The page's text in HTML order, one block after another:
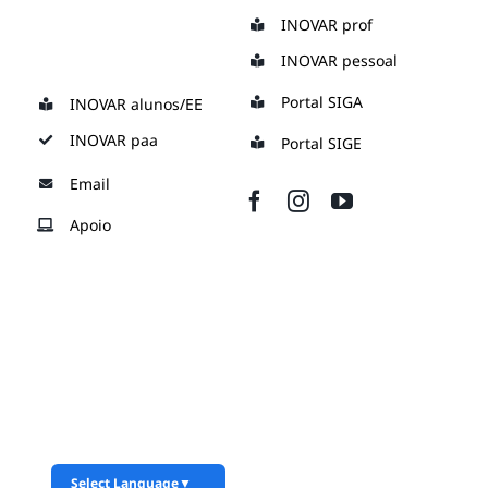
content
INOVAR prof
INOVAR pessoal
INOVAR alunos/EE
INOVAR paa
Portal SIGA
Portal SIGE
Email
Apoio
Select Language▼